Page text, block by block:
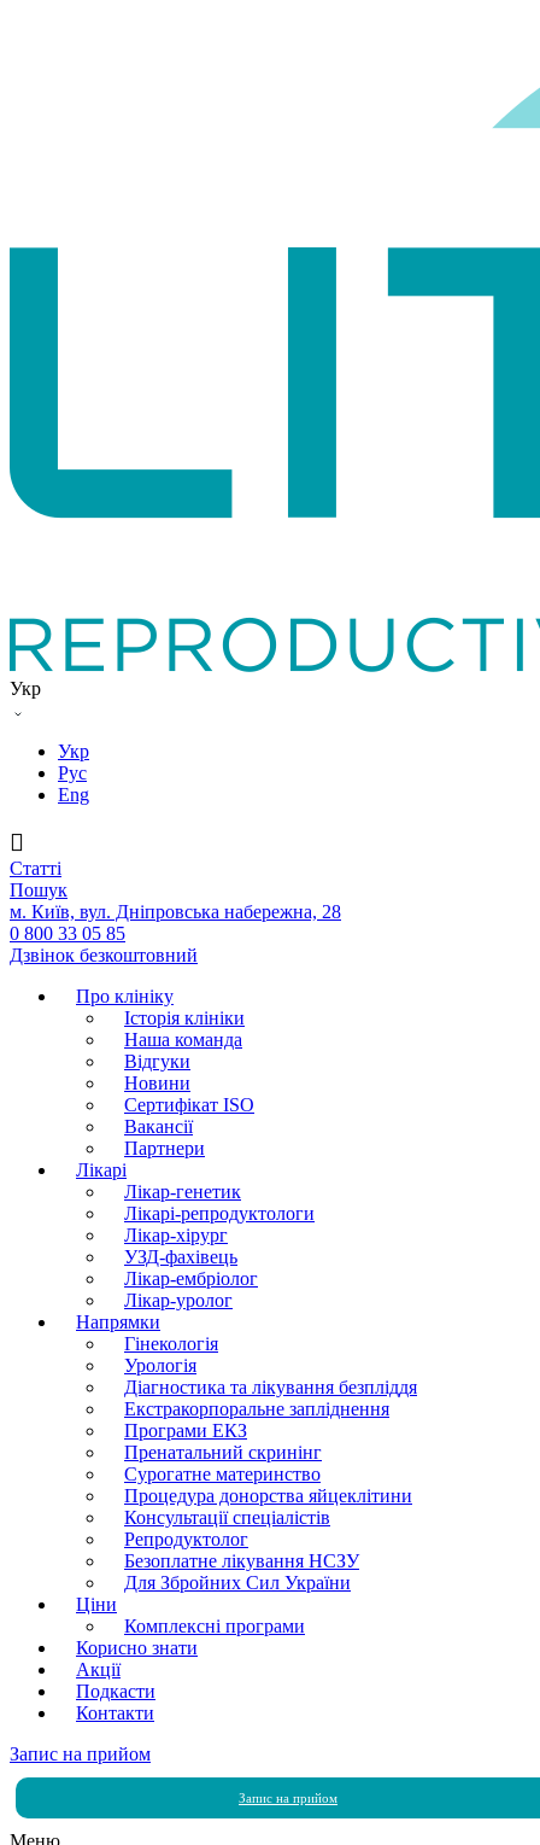
Укр
Укр
Рус
Eng
Статтi
Пошук
м. Київ, вул. Дніпровська набережна, 28
0 800 33 05 85
Дзвінок безкоштовний
Про клініку
Історія клініки
Наша команда
Вiдгуки
Новини
Сертифікат ISO
Вакансії
Партнери
Лікарі
Лікар-генетик
Лікарі-репродуктологи
Лікар-хірург
УЗД-фахівець
Лікар-ембріолог
Лікар-уролог
Напрямки
Гінекологія
Урологія
Діагностика та лікування безпліддя
Екстракорпоральне запліднення
Програми ЕКЗ
Пренатальний скринінг
Сурогатне материнство
Процедура донорства яйцеклітини
Консультації спеціалістів
Репродуктолог
Безоплатне лікування НСЗУ
Для Збройних Сил України
Ціни
Комплексні програми
Корисно знати
Акції
Подкасти
Контакти
Запис на прийом
Запис на прийом
Меню